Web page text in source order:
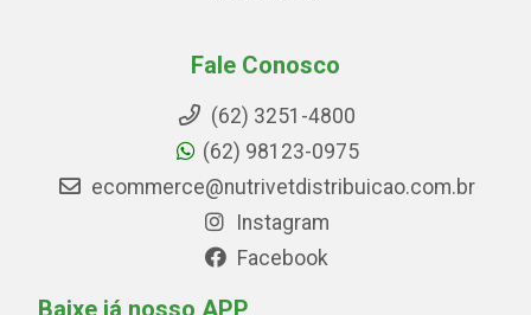
Fale Conosco
(62) 3251-4800
(62) 98123-0975
ecommerce@nutrivetdistribuicao.com.br
Instagram
Facebook
Baixe já nosso APP